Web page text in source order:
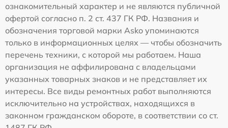
ознакомительный характер и не являются публичной
офертой согласно п. 2 ст. 437 ГК РФ. Названия и
обозначения торговой марки Asko упоминаются
только в информационных целях — чтобы обозначить
перечень техники, с которой мы работаем. Наша
организация не аффилирована с владельцами
указанных товарных знаков и не представляет их
интересы. Все виды ремонтных работ выполняются
исключительно на устройствах, находящихся в
законном гражданском обороте, в соответствии со ст.